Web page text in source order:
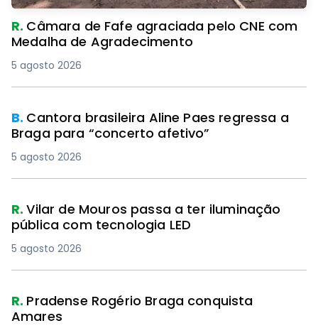
R. Câmara de Fafe agraciada pelo CNE com
Medalha de Agradecimento
5 agosto 2026
B. Cantora brasileira Aline Paes regressa a
Braga para “concerto afetivo”
5 agosto 2026
R.Vilar de Mouros passa a ter iluminação
pública com tecnologia LED
5 agosto 2026
R. Pradense Rogério Braga conquista
Amares